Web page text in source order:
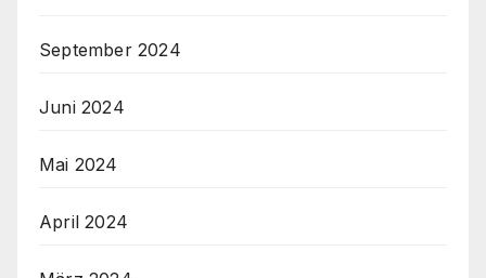
September 2024
Juni 2024
Mai 2024
April 2024